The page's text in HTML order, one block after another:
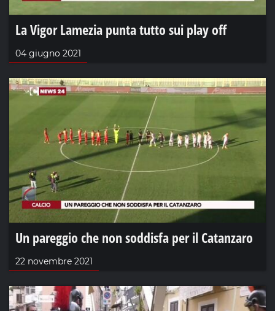
La Vigor Lamezia punta tutto sui play off
04 giugno 2021
Un pareggio che non soddisfa per il Catanzaro
22 novembre 2021